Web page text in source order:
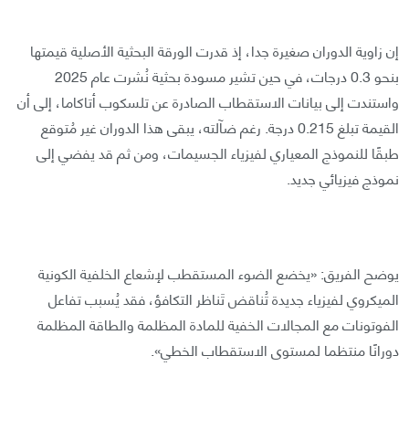
إن زاوية الدوران صغيرة جدا، إذ قدرت الورقة البحثية الأصلية قيمتها
بنحو 0.3 درجات، في حين تشير مسودة بحثية نُشرت عام 2025
واستندت إلى بيانات الاستقطاب الصادرة عن تلسكوب أتاكاما، إلى أن
القيمة تبلغ 0.215 درجة. رغم ضآلته، يبقى هذا الدوران غير مُتوقع
طبقًا للنموذج المعياري لفيزياء الجسيمات، ومن ثم قد يفضي إلى
نموذج فيزيائي جديد.
يوضح الفريق: «يخضع الضوء المستقطب لإشعاع الخلفية الكونية
الميكروي لفيزياء جديدة تُناقض تَناظر التكافؤ، فقد يُسبب تفاعل
الفوتونات مع المجالات الخفية للمادة المظلمة والطاقة المظلمة
دورانًا منتظما لمستوى الاستقطاب الخطي».